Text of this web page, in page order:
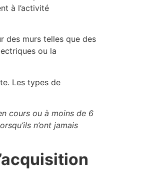
à l’activité
des murs telles que des
ou la
Les types de
cours ou à moins de 6
n’ont jamais